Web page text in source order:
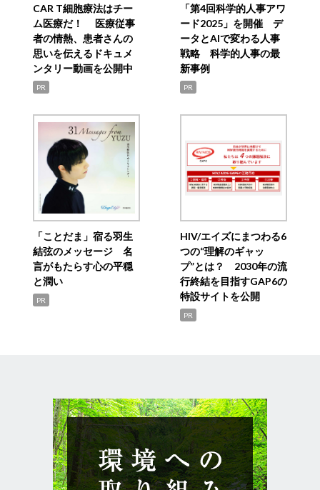
CAR T細胞療法はチー
ム医療だ！ 医療従事
者の情熱、患者さんの
思いを伝えるドキュメ
ンタリー動画を公開中
PR
「第4回科学的人事アワ
ード2025」を開催 デ
ータとAIで変わる人事
戦略 科学的人事の最
新事例
PR
「ことだま」宿る羽生
結弦のメッセージ 名
言がもたらす心の平穏
と潤い
PR
HIV/エイズにまつわる6
つの“理解のギャッ
プ”とは？ 2030年の流
行終結を目指すGAP6の
特設サイトを公開
PR